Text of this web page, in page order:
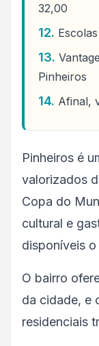
32,00
Pinheiros
Afinal,
Pinheiros é
valorizados
Copa do
cultural e
disponíveis
O bairro
da cidade, e
residenciais